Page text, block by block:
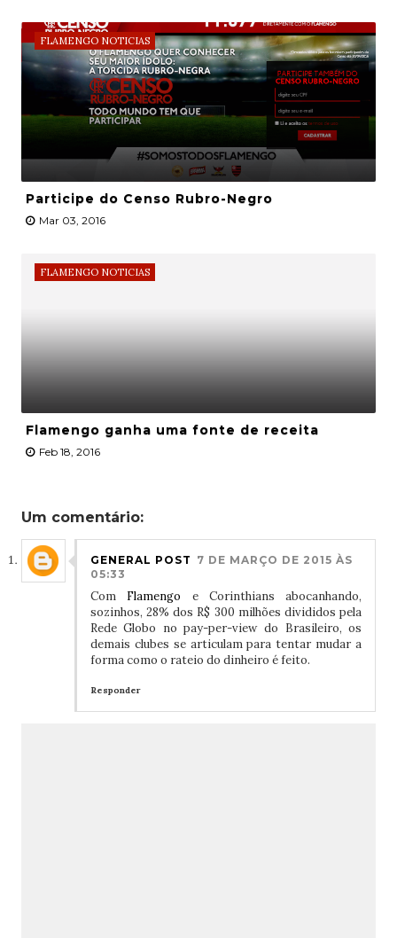
FLAMENGO NOTICIAS
Participe do Censo Rubro-Negro
Mar 03, 2016
FLAMENGO NOTICIAS
Flamengo ganha uma fonte de receita
Feb 18, 2016
Um comentário:
GENERAL POST 7 DE MARÇO DE 2015 ÀS
05:33
Com Flamengo e Corinthians abocanhando,
sozinhos, 28% dos R$ 300 milhões divididos pela
Rede Globo no pay-per-view do Brasileiro, os
demais clubes se articulam para tentar mudar a
forma como o rateio do dinheiro é feito.
Responder